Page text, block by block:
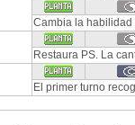
Cambia la
Restaura PS. La
El primer turno